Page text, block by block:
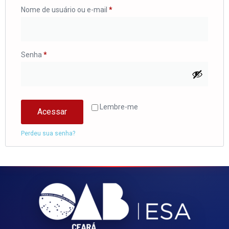
Nome de usuário ou e-mail *
Senha *
Lembre-me
Acessar
Perdeu sua senha?